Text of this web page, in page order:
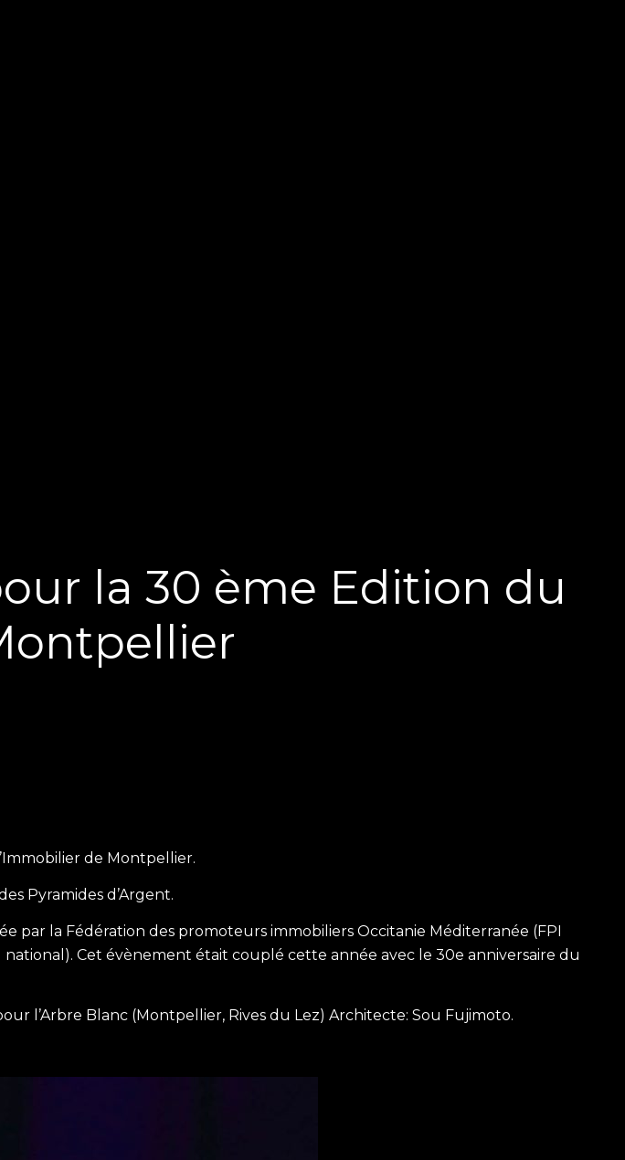
la 30 ème Edition du
de Montpellier.
Pyramides d’Argent.
par la Fédération des promoteurs immobiliers Occitanie Méditerranée (FPI
Cet évènement était couplé cette année avec le 30e anniversaire du
l’Arbre Blanc (Montpellier, Rives du Lez) Architecte: Sou Fujimoto.